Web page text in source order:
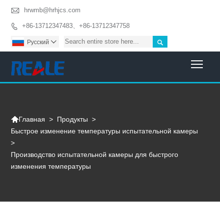
 hrwmb@hrhjcs.com
 +86-13712347483、+86-13712347758

Pусский 
Главная > Продукты >
Быстрое изменение температуры испытательной камеры
>
Производство испытательной камеры для быстрого
изменения температуры